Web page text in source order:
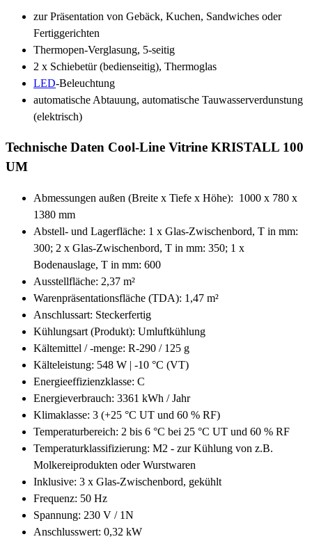
zur Präsentation von Gebäck, Kuchen, Sandwiches oder
Fertiggerichten
Thermopen-Verglasung, 5-seitig
2 x Schiebetür (bedienseitig), Thermoglas
LED-Beleuchtung
automatische Abtauung, automatische Tauwasserverdunstung
(elektrisch)
Technische Daten Cool-Line Vitrine KRISTALL 100
UM
Abmessungen außen (Breite x Tiefe x Höhe): 1000 x 780 x
1380 mm
Abstell- und Lagerfläche: 1 x Glas-Zwischenbord, T in mm:
300; 2 x Glas-Zwischenbord, T in mm: 350; 1 x
Bodenauslage, T in mm: 600
Ausstellfläche: 2,37 m²
Warenpräsentationsfläche (TDA): 1,47 m²
Anschlussart: Steckerfertig
Kühlungsart (Produkt): Umluftkühlung
Kältemittel / -menge: R-290 / 125 g
Kälteleistung: 548 W | -10 °C (VT)
Energieeffizienzklasse: C
Energieverbrauch: 3361 kWh / Jahr
Klimaklasse: 3 (+25 °C UT und 60 % RF)
Temperaturbereich: 2 bis 6 °C bei 25 °C UT und 60 % RF
Temperaturklassifizierung: M2 - zur Kühlung von z.B.
Molkereiprodukten oder Wurstwaren
Inklusive: 3 x Glas-Zwischenbord, gekühlt
Frequenz: 50 Hz
Spannung: 230 V / 1N
Anschlusswert: 0,32 kW